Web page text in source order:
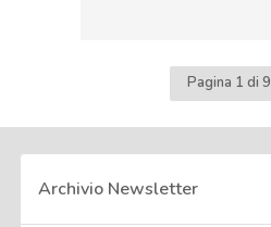
Pagina 1 di 9
Archivio Newsletter